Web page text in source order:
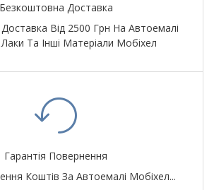
Безкоштовна Доставка
Від 2500 Грн На Автоемалі
Та Інші Матеріали Мобіхел
Гарантія Повернення
Коштів За Автоемалі Мобіхел...